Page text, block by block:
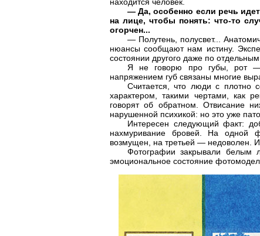
находится человек.
— Да, особенно если речь
на лице, чтобы понять: что-то
огорчен...
— Полутень, полусвет...
нюансы сообщают нам истину.
состоянии другого даже по
Я не говорю про губы, рот —
напряжением губ связаны многие
Считается, что люди с плотно
характером, такими чертами, как
говорят об обратном. Отвисание
нарушенной психикой: но это уже
Интересен следующий факт:
нахмуривание бровей. На одной
возмущен, на третьей — недоволен.
Фотографии закрывали белым
эмоциональное состояние